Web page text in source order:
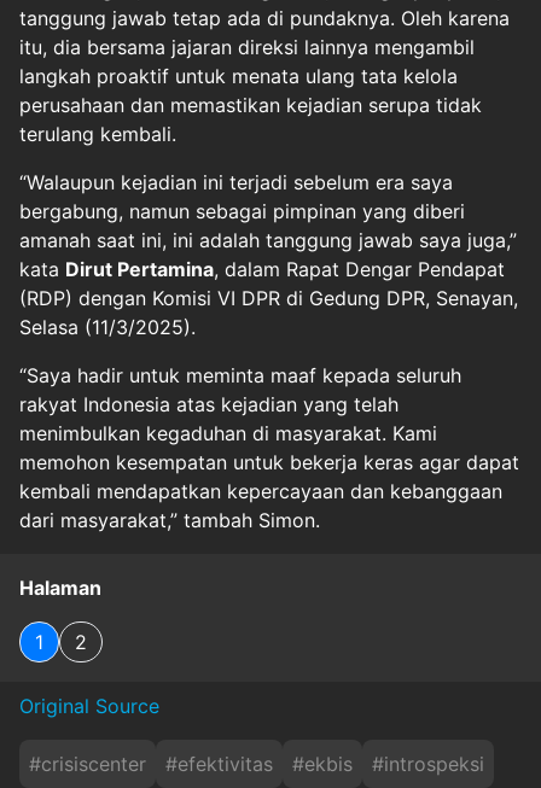
tanggung jawab tetap ada di pundaknya. Oleh karena
itu, dia bersama jajaran direksi lainnya mengambil
langkah proaktif untuk menata ulang tata kelola
perusahaan dan memastikan kejadian serupa tidak
terulang kembali.
“Walaupun kejadian ini terjadi sebelum era saya
bergabung, namun sebagai pimpinan yang diberi
amanah saat ini, ini adalah tanggung jawab saya juga,”
kata Dirut Pertamina, dalam Rapat Dengar Pendapat
(RDP) dengan Komisi VI DPR di Gedung DPR, Senayan,
Selasa (11/3/2025).
“Saya hadir untuk meminta maaf kepada seluruh
rakyat Indonesia atas kejadian yang telah
menimbulkan kegaduhan di masyarakat. Kami
memohon kesempatan untuk bekerja keras agar dapat
kembali mendapatkan kepercayaan dan kebanggaan
dari masyarakat,” tambah Simon.
Halaman
1 2
Original Source
#crisiscenter #efektivitas #ekbis #introspeksi